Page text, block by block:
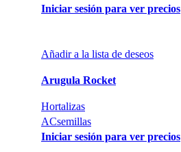
Iniciar sesión para ver precios
Añadir a la lista de deseos
Arugula Rocket
Hortalizas
ACsemillas
Iniciar sesión para ver precios